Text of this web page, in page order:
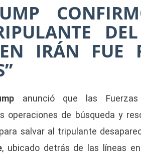
IRÁN FUE
anunció que las
operaciones de búsqueda y
salvar al tripulante
, ubicado detrás de las líneas